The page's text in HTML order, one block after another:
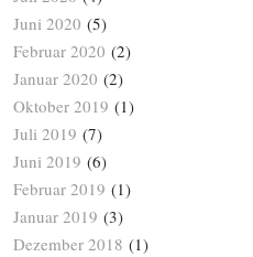
Juni 2020 (5)
Februar 2020 (2)
Januar 2020 (2)
Oktober 2019 (1)
Juli 2019 (7)
Juni 2019 (6)
Februar 2019 (1)
Januar 2019 (3)
Dezember 2018 (1)